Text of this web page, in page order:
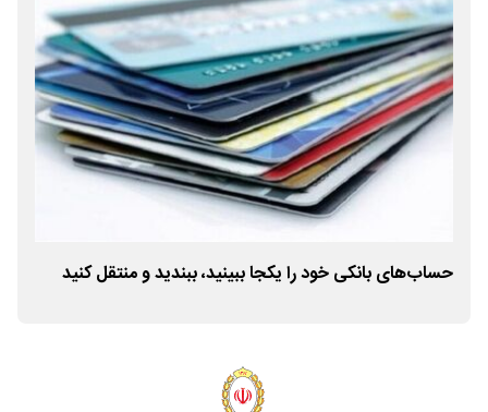
حساب‌های بانکی خود را یکجا ببینید، ببندید و منتقل کنید